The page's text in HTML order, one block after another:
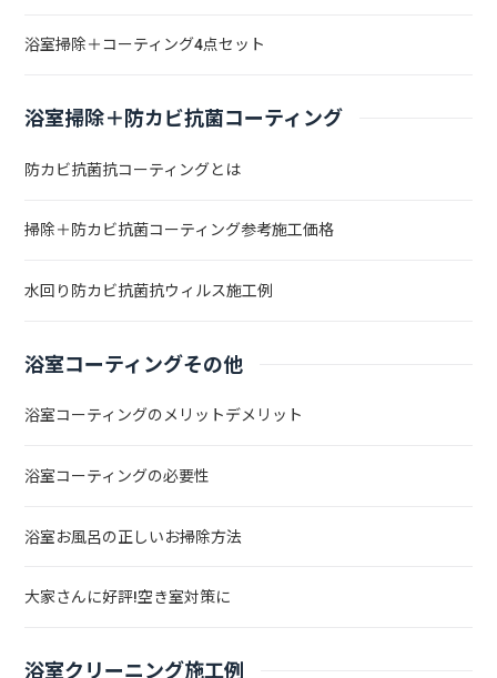
浴室掃除＋コーティング4点セット
浴室掃除＋防カビ抗菌コーティング
防カビ抗菌抗コーティングとは
掃除＋防カビ抗菌コーティング参考施工価格
水回り防カビ抗菌抗ウィルス施工例
浴室コーティングその他
浴室コーティングのメリットデメリット
浴室コーティングの必要性
浴室お風呂の正しいお掃除方法
大家さんに好評!空き室対策に
浴室クリーニング施工例